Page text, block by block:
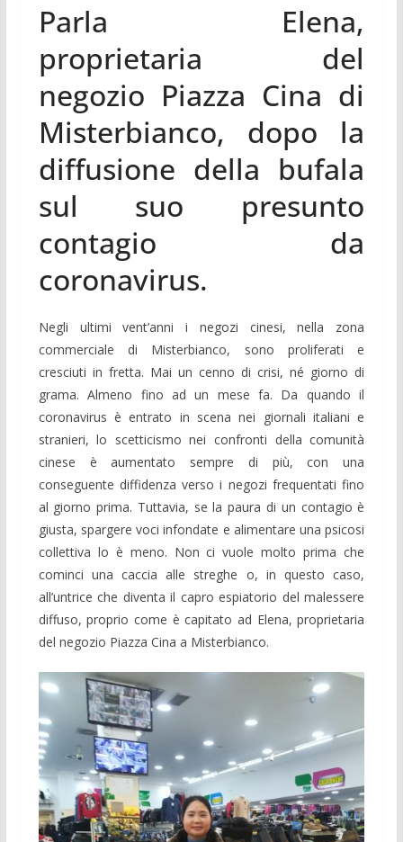
Parla Elena,
proprietaria del
negozio Piazza Cina di
Misterbianco, dopo la
diffusione della bufala
sul suo presunto
contagio da
coronavirus.
Negli ultimi vent’anni i negozi cinesi, nella zona
commerciale di Misterbianco, sono proliferati e
cresciuti in fretta. Mai un cenno di crisi, né giorno di
grama. Almeno fino ad un mese fa. Da quando il
coronavirus è entrato in scena nei giornali italiani e
stranieri, lo scetticismo nei confronti della comunità
cinese è aumentato sempre di più, con una
conseguente diffidenza verso i negozi frequentati fino
al giorno prima. Tuttavia, se la paura di un contagio è
giusta, spargere voci infondate e alimentare una psicosi
collettiva lo è meno. Non ci vuole molto prima che
cominci una caccia alle streghe o, in questo caso,
all’untrice che diventa il capro espiatorio del malessere
diffuso, proprio come è capitato ad Elena, proprietaria
del negozio Piazza Cina a Misterbianco.